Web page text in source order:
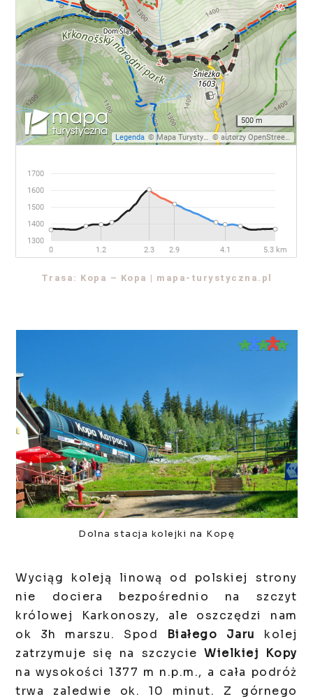
Trasa: Kopa – Kopa | mapa-turystyczna.pl
Dolna stacja kolejki na Kopę
Wyciąg koleją linową od polskiej strony
nie dociera bezpośrednio na szczyt
królowej Karkonoszy, ale oszczędzi nam
ok 3h marszu. Spod
Białego Jaru
kolej
zatrzymuje się na szczycieWielkiej Kopy
na wysokości 1377 m n.p.m., a cała podróż
trwa zaledwie ok. 10 minut. Z górnego